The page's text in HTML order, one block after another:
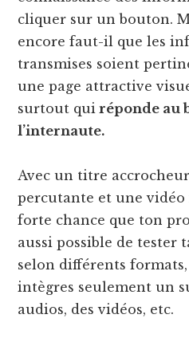
cliquer sur un bouton.
encore faut-il que les
transmises soient
une page attractive
surtout qui réponde au
l’internaute.
Avec un titre
percutante et une vidéo
forte chance que ton
aussi possible de tester
selon différents
intègres seulement un
audios, des vidéos, etc.